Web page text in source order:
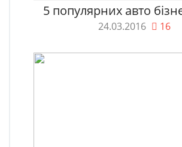
5 популярних авто
24.03.2016 16